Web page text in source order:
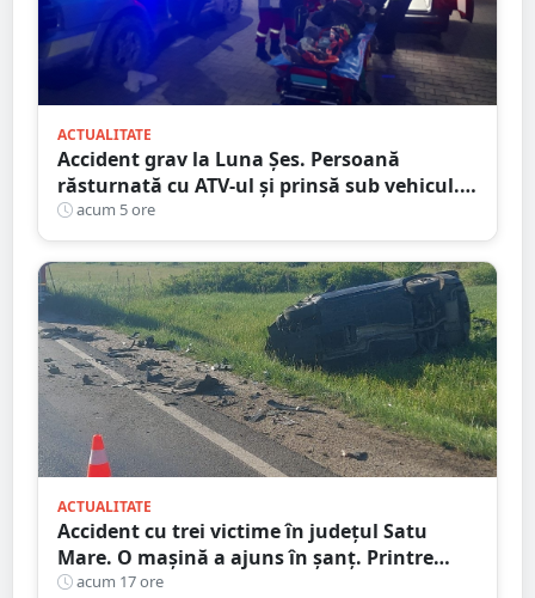
ACTUALITATE
Accident grav la Luna Șes. Persoană
răsturnată cu ATV-ul și prinsă sub vehicul.
Au intervenit pompierii și descarcerarea
acum 5 ore
ACTUALITATE
Accident cu trei victime în județul Satu
Mare. O mașină a ajuns în șanț. Printre
răniți, un copil de doar 2 ani
acum 17 ore